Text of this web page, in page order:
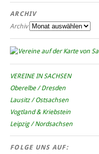
ARCHIV
Archiv
VEREINE IN SACHSEN
Oberelbe / Dresden
Lausitz / Ostsachsen
Vogtland & Kriebstein
Leipzig / Nordsachsen
FOLGE UNS AUF: